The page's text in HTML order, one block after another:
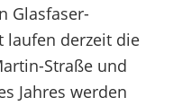
Glasfaser-
laufen derzeit die
Straße und
Jahres werden